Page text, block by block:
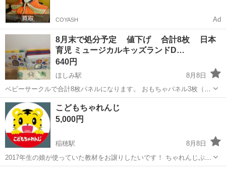
COYASH Ad
8月末で処分予定 値下げ 合計8枚 日本
育児 ミュージカルキッズランドD…
640円
ほしみ駅
8月8日
ベビーサークルで合計8枚パネルになります。 おもちゃパネル3枚（3
枚受話器なし、2枚アクションボールなし、1枚鏡に一部小さい割れあ
りですが引っ掛かりはなしで鏡自体擦り傷あります。） 扉パネル1枚
標準パネル4枚 細かい傷、使...
北海道 札幌市 ほしみ駅
こどもちゃれんじ
5,000円
稲穂駅
8月8日
2017年生の娘が使っていた教材をお譲りしたいです！ ちゃれんじぷち
からじゃんぷまであり、使ってない教材も多いです！ 年少ぐらいまで